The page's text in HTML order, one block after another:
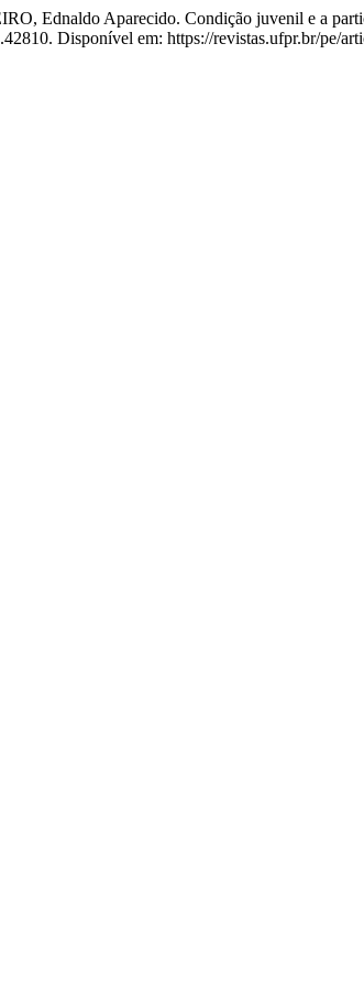
Ednaldo Aparecido. Condição juvenil e a
Disponível em: https://revistas.ufpr.br/pe/